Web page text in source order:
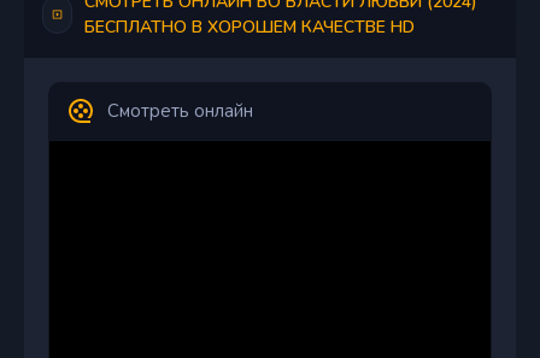
БЕСПЛАТНО В ХОРОШЕМ КАЧЕСТВЕ HD
Смотреть онлайн